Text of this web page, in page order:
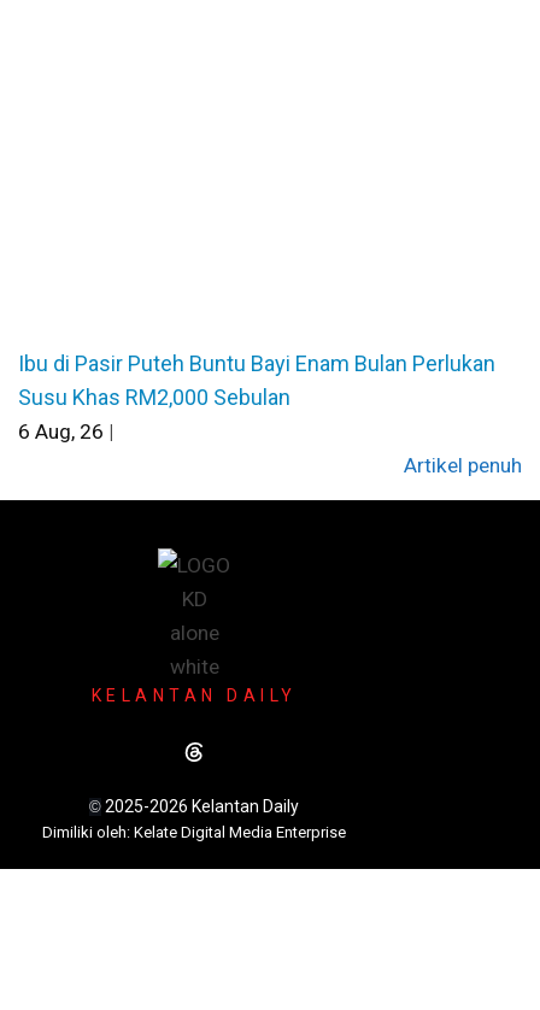
Ibu di Pasir Puteh Buntu Bayi Enam Bulan Perlukan
Susu Khas RM2,000 Sebulan
6 Aug, 26 |
Artikel penuh
KELANTAN DAILY
© 2025-2026 Kelantan Daily
Dimiliki oleh: Kelate Digital Media Enterprise